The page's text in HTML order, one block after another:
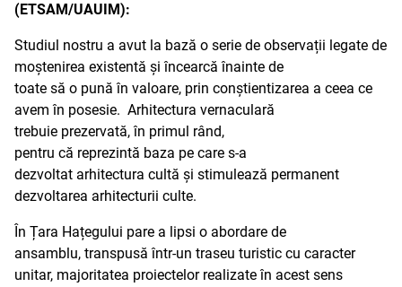
(ETSAM/UAUIM):
Studiul nostru a avut la bază o serie de observații legate de
moștenirea existentă și încearcă înainte de
toate să o pună în valoare, prin conștientizarea a ceea ce
avem în posesie. Arhitectura vernaculară
trebuie prezervată, în primul rând,
pentru că reprezintă baza pe care s-a
dezvoltat arhitectura cultă și stimulează permanent
dezvoltarea arhitecturii culte.
În Țara Hațegului pare a lipsi o abordare de
ansamblu, transpusă într-un traseu turistic cu caracter
unitar, majoritatea proiectelor realizate în acest sens